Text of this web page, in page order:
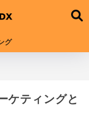
グ
ケティングと